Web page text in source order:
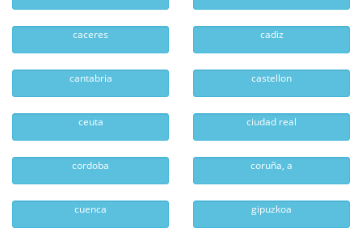
caceres cadiz
cantabria castellon
ceuta ciudad real
cordoba coruña, a
cuenca gipuzkoa